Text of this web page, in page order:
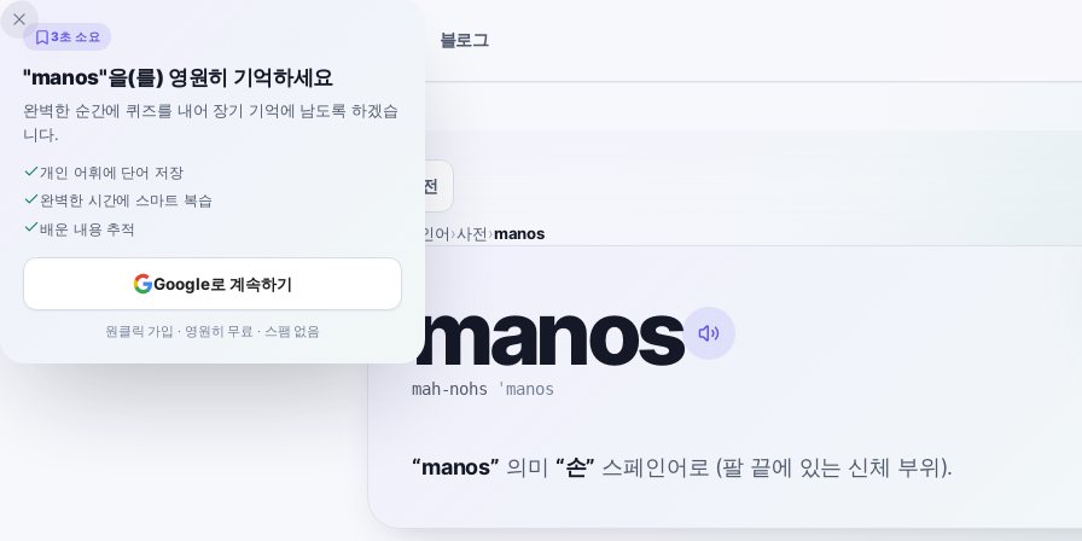
잉클링고 블로그
사전
스페인어›사전›manos
manos
mah-nohs ˈmanos
“manos” 의미 “손” 스페인어로 (팔 끝에 있는 신체 부위).
3초 소요
"manos"을(를) 영원히 기억하세요
완벽한 순간에 퀴즈를 내어 장기 기억에 남도록 하겠습
니다.
개인 어휘에 단어 저장
완벽한 시간에 스마트 복습
배운 내용 추적
Google로 계속하기
원클릭 가입 · 영원히 무료 · 스팸 없음